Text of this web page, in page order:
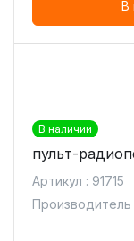
В
В наличии
пульт-
Артикул : 91715